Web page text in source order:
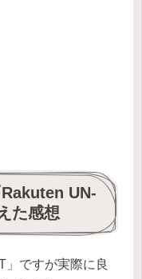
UN-
た感想
」ですが実際に良